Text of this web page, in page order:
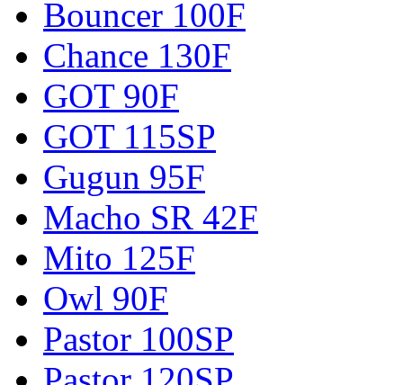
Bouncer 100F
Chance 130F
GOT 90F
GOT 115SP
Gugun 95F
Macho SR 42F
Mito 125F
Owl 90F
Pastor 100SP